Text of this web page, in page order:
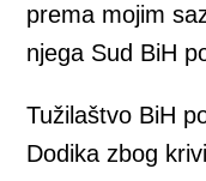
prema mojim
njega Sud BiH
Tužilaštvo BiH
Dodika zbog